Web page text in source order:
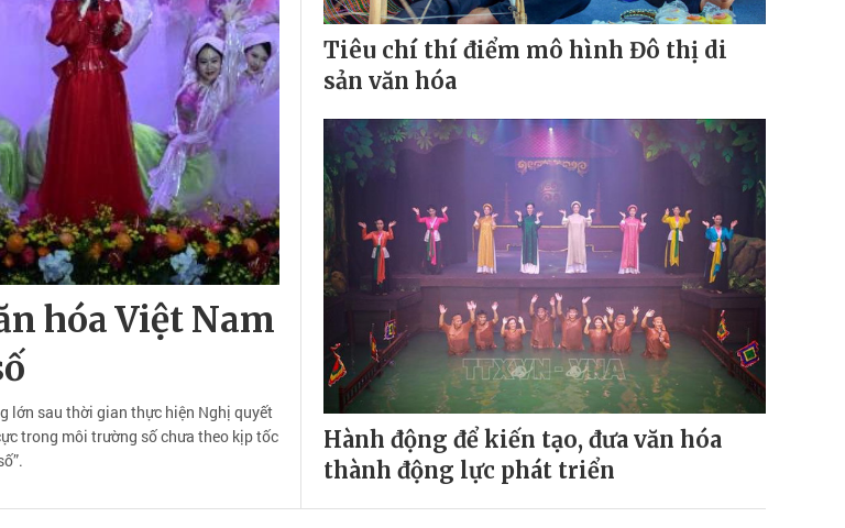
hóa Việt Nam
lớn sau thời gian thực hiện Nghị quyết
trong môi trường số chưa theo kịp tốc
Tiêu chí thí điểm mô hình Đô thị di
sản văn hóa
Hành động để kiến tạo, đưa văn hóa
thành động lực phát triển